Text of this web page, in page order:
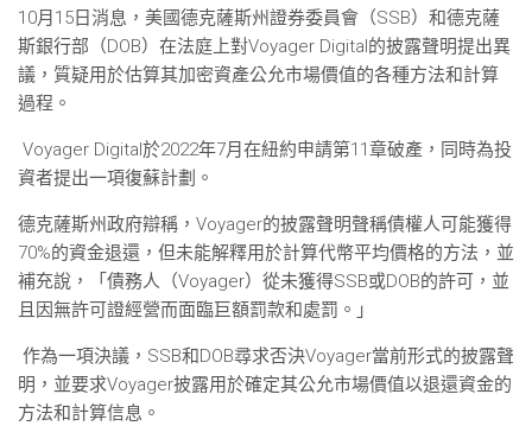
10月15日消息，美國德克薩斯州證券委員會（SSB）和德克薩
斯銀行部（DOB）在法庭上對Voyager Digital的披露聲明提出異
議，質疑用於估算其加密資產公允市場價值的各種方法和計算
過程。
Voyager Digital於2022年7月在紐約申請第11章破產，同時為投
資者提出一項復蘇計劃。
德克薩斯州政府辯稱，Voyager的披露聲明聲稱債權人可能獲得
70%的資金退還，但未能解釋用於計算代幣平均價格的方法，並
補充說，「債務人（Voyager）從未獲得SSB或DOB的許可，並
且因無許可證經營而面臨巨額罰款和處罰。」
作為一項決議，SSB和DOB尋求否決Voyager當前形式的披露聲
明，並要求Voyager披露用於確定其公允市場價值以退還資金的
方法和計算信息。